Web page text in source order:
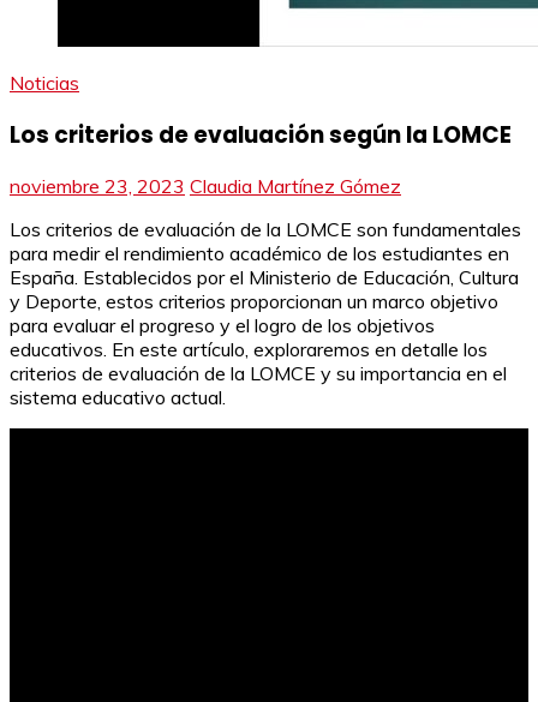
Noticias
Los criterios de evaluación según la LOMCE
noviembre 23, 2023 Claudia Martínez Gómez
Los criterios de evaluación de la LOMCE son fundamentales
para medir el rendimiento académico de los estudiantes en
España. Establecidos por el Ministerio de Educación, Cultura
y Deporte, estos criterios proporcionan un marco objetivo
para evaluar el progreso y el logro de los objetivos
educativos. En este artículo, exploraremos en detalle los
criterios de evaluación de la LOMCE y su importancia en el
sistema educativo actual.